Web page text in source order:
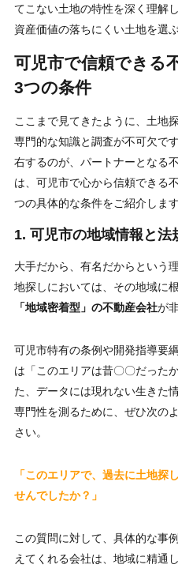
てこない土地の特性を深く理解
資産価値の落ちにくい土地を選
可児市で信頼できる
3つの条件
ここまで見てきたように、土地
専門的な知識と調査が不可欠で
右するのが、パートナーとなる
は、可児市で心から信頼できる
つの具体的な条件をご紹介します
1. 可児市の地域情報と法
大手だから、有名だからという
地探しにおいては、その地域に
「地域密着型」の不動産会社が
可児市特有の条例や開発指導要
は「このエリアは昔〇〇だった
た、データには現れない生きた
専門性を測るために、ぜひ次の
さい。
「このエリアで、過去に土地探
せんでしたか？」
この質問に対して、具体的な事
えてくれる会社は、地域に精通